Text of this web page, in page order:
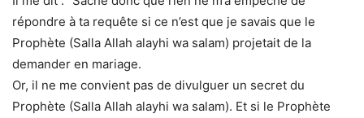
répondre à ta requête si ce n’est que je savais que le
Prophète (Salla Allah alayhi wa salam) projetait de la
demander en mariage.
Or, il ne me convient pas de divulguer un secret du
Prophète (Salla Allah alayhi wa salam). Et si le Prophète